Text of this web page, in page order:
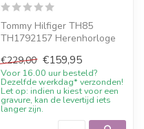
Tommy Hilfiger TH85
TH1792157 Herenhorloge
10% welkomstk...
€229,00 €159,95
Voor 16.00 uur besteld?
Dezelfde werkdag* verzonden!
Let op: indien u kiest voor een
gravure, kan de levertijd iets
langer zijn.